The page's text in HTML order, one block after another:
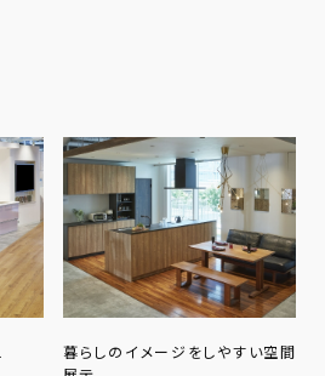
暮らしのイメージをしやすい空間